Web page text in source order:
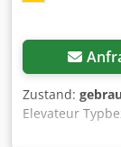
Zustand:
Elevateur
Bühne/2015